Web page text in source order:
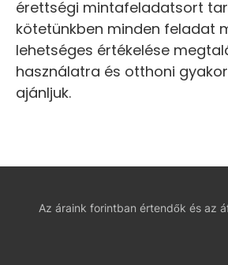
érettségi mintafeladatsort
kötetünkben minden feladat
lehetséges értékelése
használatra és otthoni
ajánljuk.
Az áraink forintban értendők és az